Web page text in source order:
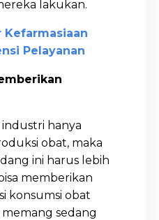
lakukan.
Kefarmasiaan
Pelayanan
industri hanya
obat, maka
ini harus lebih
memberikan
konsumsi obat
sedang